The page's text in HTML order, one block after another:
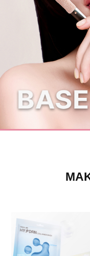
카카오